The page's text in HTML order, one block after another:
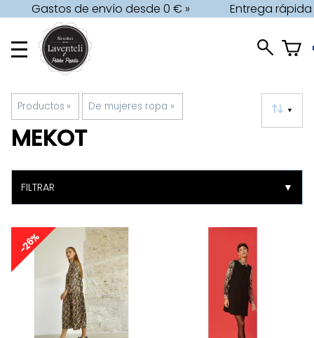
Gastos de envío desde 0 € » Entrega rápida
Productos ‪» De mujeres ropa ‪» ▼
MEKOT
FILTRAR ▼
-26%